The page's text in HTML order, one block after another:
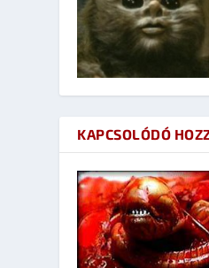
KAPCSOLÓDÓ